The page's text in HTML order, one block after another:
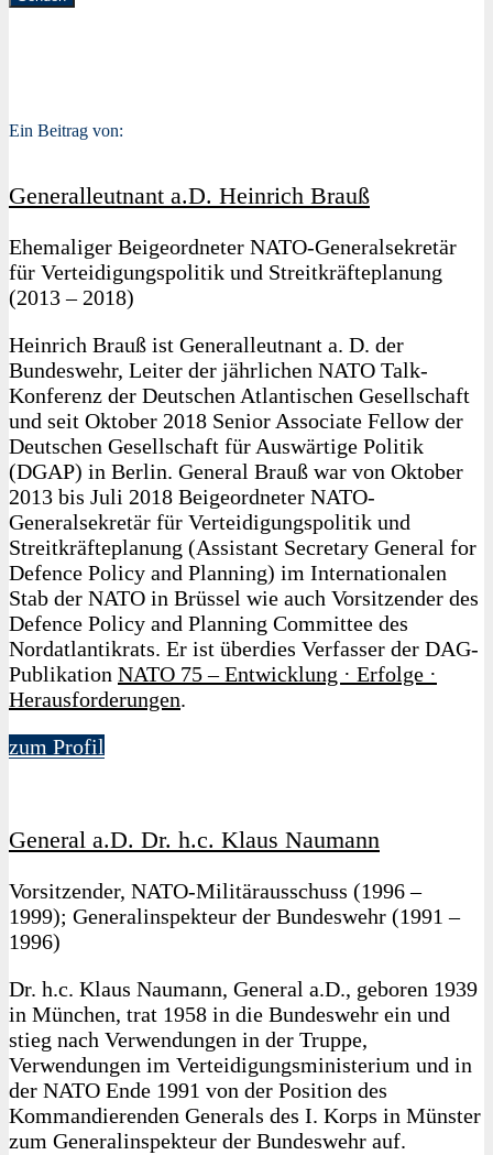
Ein Beitrag von:
Generalleutnant a.D. Heinrich Brauß
Ehemaliger Beigeordneter NATO-Generalsekretär
für Verteidigungspolitik und Streitkräfteplanung
(2013 – 2018)
Heinrich Brauß ist Generalleutnant a. D. der
Bundeswehr, Leiter der jährlichen NATO Talk-
Konferenz der Deutschen Atlantischen Gesellschaft
und seit Oktober 2018 Senior Associate Fellow der
Deutschen Gesellschaft für Auswärtige Politik
(DGAP) in Berlin. General Brauß war von Oktober
2013 bis Juli 2018 Beigeordneter NATO-
Generalsekretär für Verteidigungspolitik und
Streitkräfteplanung (Assistant Secretary General for
Defence Policy and Planning) im Internationalen
Stab der NATO in Brüssel wie auch Vorsitzender des
Defence Policy and Planning Committee des
Nordatlantikrats. Er ist überdies Verfasser der DAG-
Publikation NATO 75 – Entwicklung · Erfolge ·
Herausforderungen.
zum Profil
General a.D. Dr. h.c. Klaus Naumann
Vorsitzender, NATO-Militärausschuss (1996 –
1999); Generalinspekteur der Bundeswehr (1991 –
1996)
Dr. h.c. Klaus Naumann, General a.D., geboren 1939
in München, trat 1958 in die Bundeswehr ein und
stieg nach Verwendungen in der Truppe,
Verwendungen im Verteidigungsministerium und in
der NATO Ende 1991 von der Position des
Kommandierenden Generals des I. Korps in Münster
zum Generalinspekteur der Bundeswehr auf.